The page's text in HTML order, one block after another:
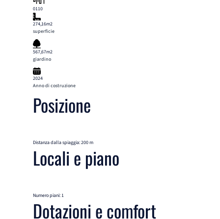
0110
274,16m2
superficie
567,67m2
giardino
2024
Anno di costruzione
Posizione
Distanza dalla spiaggia: 200 m
Locali e piano
Numero piani: 1
Dotazioni e comfort